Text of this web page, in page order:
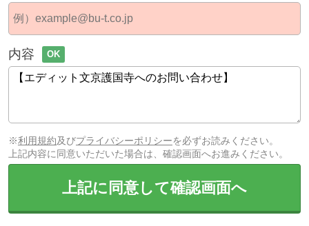
内容 OK
※利用規約及びプライバシーポリシーを必ずお読みください。
上記内容に同意いただいた場合は、確認画面へお進みください。
上記に同意して確認画面へ